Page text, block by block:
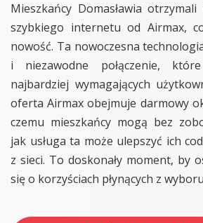
Mieszkańcy Domasławia
szybkiego internetu od Airmax,
nowość. Ta nowoczesna
i niezawodne połączenie,
najbardziej wymagających
oferta Airmax obejmuje darmowy
czemu mieszkańcy mogą bez
jak usługa ta może ulepszyć ich
z sieci. To doskonały moment, by
się o korzyściach płynących z